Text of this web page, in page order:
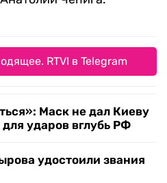
RTVI в Telegram
Маск не дал Киеву
ударов вглубь РФ
удостоили звания